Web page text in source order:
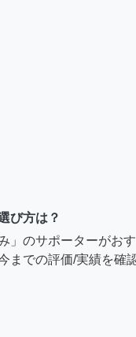
び方は？
」のサポーターがおす
までの評価/実績を確